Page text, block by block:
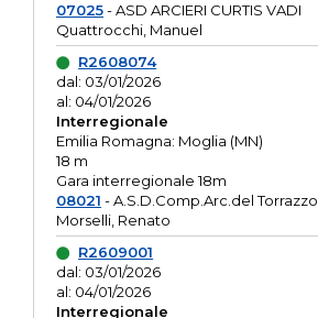
07025- ASD ARCIERI CURTIS VADI
Quattrocchi, Manuel
R2608074
dal: 03/01/2026
al: 04/01/2026
Interregionale
Emilia Romagna: Moglia (MN)
18 m
Gara interregionale 18m
08021 - A.S.D.Comp.Arc.del Torrazzo
Morselli, Renato
R2609001
dal: 03/01/2026
al: 04/01/2026
Interregionale